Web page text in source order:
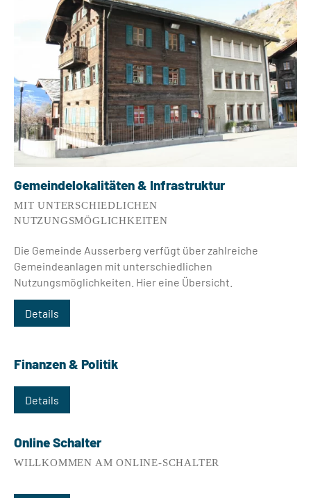
Gemeindelokalitäten & Infrastruktur
MIT UNTERSCHIEDLICHEN
NUTZUNGSMÖGLICHKEITEN
Die Gemeinde Ausserberg verfügt über zahlreiche
Gemeindeanlagen mit unterschiedlichen
Nutzungsmöglichkeiten. Hier eine Übersicht.
Details
Finanzen & Politik
Details
Online Schalter
WILLKOMMEN AM ONLINE-SCHALTER